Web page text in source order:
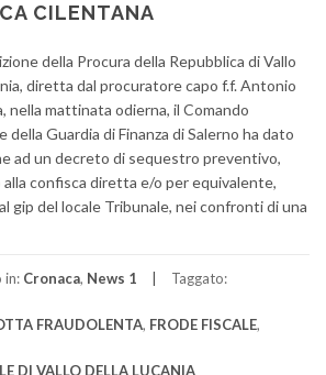
CILENTANA
della Procura della Repubblica di Vallo
diretta dal procuratore capo f.f. Antonio
nella mattinata odierna, il Comando
della Guardia di Finanza di Salerno ha dato
ad un decreto di sequestro preventivo,
alla confisca diretta e/o per equivalente,
gip del locale Tribunale, nei confronti di una
in: Cronaca, News 1 Taggato:
FRAUDOLENTA, FRODE FISCALE,
DI VALLO DELLA LUCANIA